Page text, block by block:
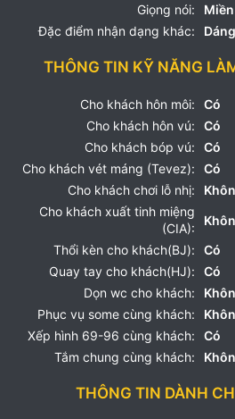
Giọng nói:
Đặc điểm nhận dạng khác:
THÔNG TIN KỸ NĂNG
Cho khách hôn môi:
Có
Cho khách hôn vú:
Có
Cho khách bóp vú:
Có
Cho khách vét máng (Tevez):
Có
Cho khách chơi lỗ nhị:
Cho khách xuất tinh miệng
(CIA):
Thổi kèn cho khách(BJ):
Có
Quay tay cho khách(HJ):
Có
Dọn wc cho khách:
Phục vụ some cùng khách:
Xếp hình 69-96 cùng khách:
Có
Tắm chung cùng khách:
THÔNG TIN DÀNH